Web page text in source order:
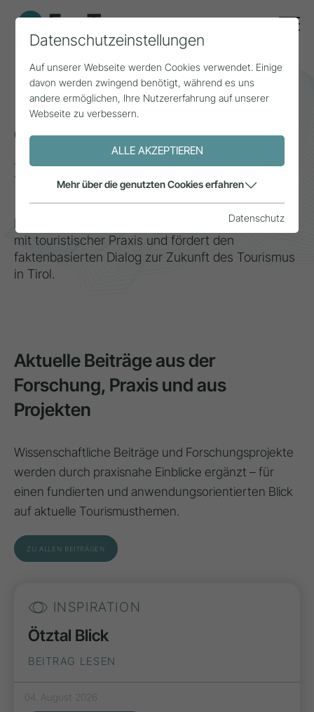
Mehr Weitsicht
durch Daten
Zentrum für Tourismus,
Forschung & Medien
F.acT verbindet wissenschaftliche Erkenntnisse
mit touristischer Praxis und fördert den
faktenbasierten Dialog zur Zukunft des Tourismus
in Tirol.
Aktuelle Beiträge aus der
Forschung, Praxis und aus
Projekten
Wissenschaftliche Beiträge und Forschungsprojekte
werden durch praxisnahe Einblicke ergänzt – für
einen fundierten und anwendungsorientierten Blick
auf aktuelle Tourismusthemen.
ZU ALLEN BEITRÄGEN
INSPIRATION
Ötztal Blick
BEITRAG LESEN
04. August 2026
Datenschutzeinstellungen
Auf unserer Webseite werden Cookies verwendet. Einige
davon werden zwingend benötigt, während es uns
andere ermöglichen, Ihre Nutzererfahrung auf unserer
Webseite zu verbessern.
ALLE AKZEPTIEREN
Mehr über die genutzten Cookies erfahren
Datenschutz